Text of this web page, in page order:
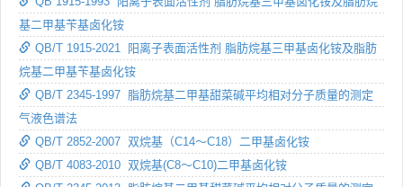
基二甲基苄基卤化铵
QB/T 1915-2021 阳离子表面活性剂 脂肪烷基三甲基卤化铵及脂肪
烷基二甲基苄基卤化铵
QB/T 2345-1997 脂肪烷基二甲基甜菜碱平均相对分子质量的测定
气液色谱法
QB/T 2852-2007 双烷基（C14～C18）二甲基卤化铵
QB/T 4083-2010 双烷基(C8～C10)二甲基卤化铵